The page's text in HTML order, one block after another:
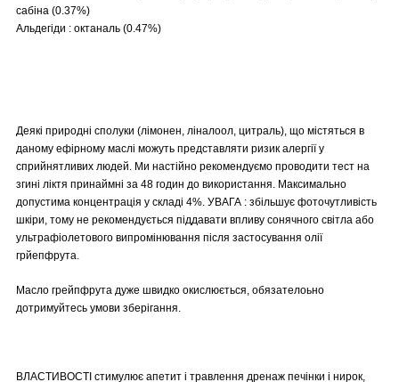
сабіна (0.37%)
Альдегіди : октаналь (0.47%)
Деякі природні сполуки (лімонен, ліналоол, цитраль), що містяться в
даному ефірному маслі можуть представляти ризик алергії у
сприйнятливих людей. Ми настійно рекомендуємо проводити тест на
згині ліктя принаймні за 48 годин до використання. Максимально
допустима концентрація у складі 4%. УВАГА : збільшує фоточутливість
шкіри, тому не рекомендується піддавати впливу сонячного світла або
ультрафіолетового випромінювання після застосування олії
грйепфрута.
Масло грейпфрута дуже швидко окислюється, обязателоьно
дотримуйтесь умови зберігання.
ВЛАСТИВОСТІ стимулює апетит і травлення дренаж печінки і нирок,